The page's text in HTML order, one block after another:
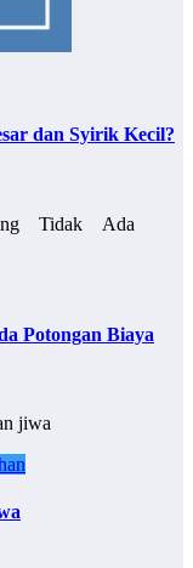
dan Syirik Kecil?
Potongan Biaya